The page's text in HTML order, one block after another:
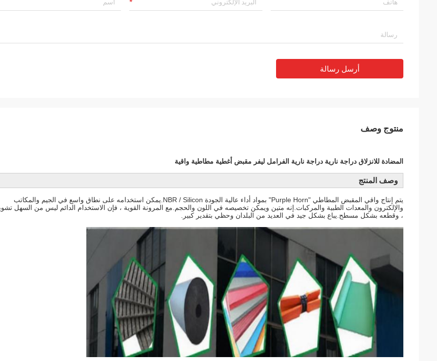
أرسل رسالة
منتوج وصف
المضادة للانزلاق دراجة نارية دراجة نارية الفرامل ليفر مقبض أغطية مطاطية واقية
وصف المنتج
يتم إنتاج واقي المقبض المطاطي "Purple Horn" بمواد أداء عالية الجودة NBR / Silicon.يمكن استخدامه على نطاق واسع في الجيم والمكاتب
والإلكترون والمعدات الطبية والمركبات.إنه متين ويمكن تخصيصه في اللون والحجم.مع المرونة القوية ، فإن الاستخدام الدائم ليس من السهل
، وقطعه بشكل مسطح.يباع بشكل جيد في العديد من البلدان وحظي بتقدير كبير.